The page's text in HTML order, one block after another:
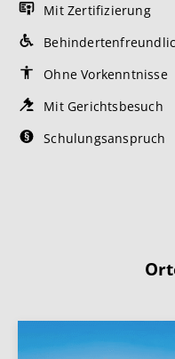
Mit Zertifizierung
Ohne Vorkenntnisse
Mit Gerichtsbesuch
Schulungsanspruch